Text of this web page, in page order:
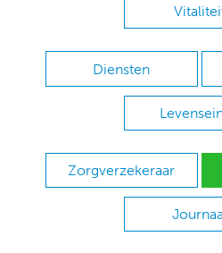
Diensten
Zorgverzekeraar